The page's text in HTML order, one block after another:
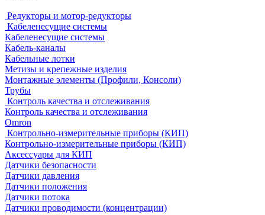
Редукторы и мотор-редукторы
Кабеленесущие системы
Кабеленесущие системы
Кабель-каналы
Кабельные лотки
Метизы и крепежные изделия
Монтажные элементы (Профили, Консоли)
Трубы
Контроль качества и отслеживания
Контроль качества и отслеживания
Omron
Контрольно-измерительные приборы (КИП)
Контрольно-измерительные приборы (КИП)
Аксессуары для КИП
Датчики безопасности
Датчики давления
Датчики положения
Датчики потока
Датчики проводимости (концентрации)